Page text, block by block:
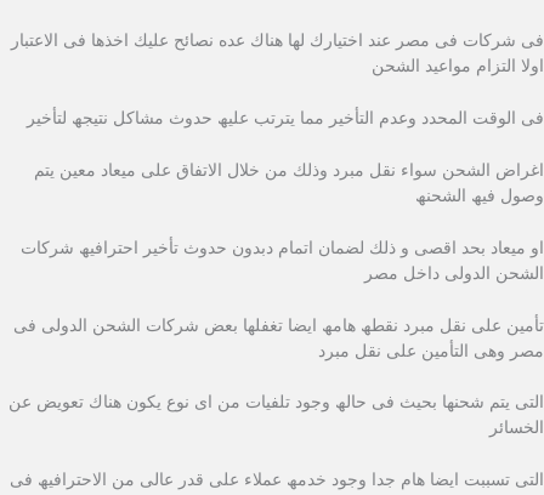
فى شركات فى مصر عند اختیارك لھا ھناك عده نصائح علیك اخذھا فى الاعتبار
اولا التزام مواعید الشحن
فى الوقت المحدد وعدم التأخیر مما یترتب علیھ حدوث مشاكل نتیجھ لتأخیر
اغراض الشحن سواء نقل مبرد وذلك من خلال الاتفاق على میعاد معین یتم
وصول فیھ الشحنھ
او میعاد بحد اقصى و ذلك لضمان اتمام دبدون حدوث تأخیر احترافیھ شركات
الشحن الدولى داخل مصر
تأمین على نقل مبرد نقطھ ھامھ ایضا تغفلھا بعض شركات الشحن الدولى فى
مصر وھى التأمین على نقل مبرد
التى یتم شحنھا بحیث فى حالھ وجود تلفیات من اى نوع یكون ھناك تعویض عن
الخسائر
التى تسببت ایضا ھام جدا وجود خدمھ عملاء على قدر عالى من الاحترافیھ فى